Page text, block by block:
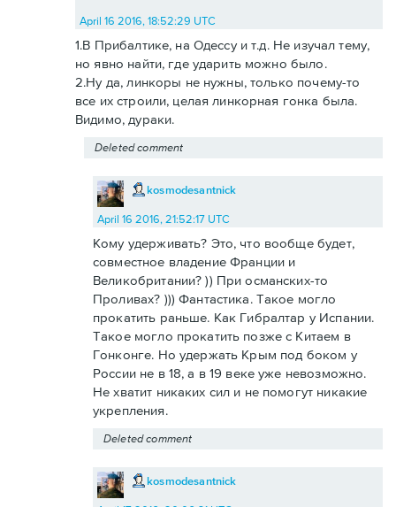
April 16 2016, 18:52:29 UTC
1.В Прибалтике, на Одессу и т.д. Не изучал тему,
но явно найти, где ударить можно было.
2.Ну да, линкоры не нужны, только почему-то
все их строили, целая линкорная гонка была.
Видимо, дураки.
Deleted comment
kosmodesantnick
April 16 2016, 21:52:17 UTC
Кому удерживать? Это, что вообще будет,
совместное владение Франции и
Великобритании? )) При османских-то
Проливах? ))) Фантастика. Такое могло
прокатить раньше. Как Гибралтар у Испании.
Такое могло прокатить позже с Китаем в
Гонконге. Но удержать Крым под боком у
России не в 18, а в 19 веке уже невозможно.
Не хватит никаких сил и не помогут никакие
укрепления.
Deleted comment
kosmodesantnick